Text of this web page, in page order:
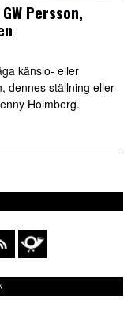
Persson,
känslo- eller
dennes ställning eller
Holmberg.